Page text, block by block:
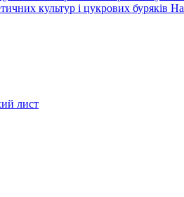
культур і цукрових буряків
лист